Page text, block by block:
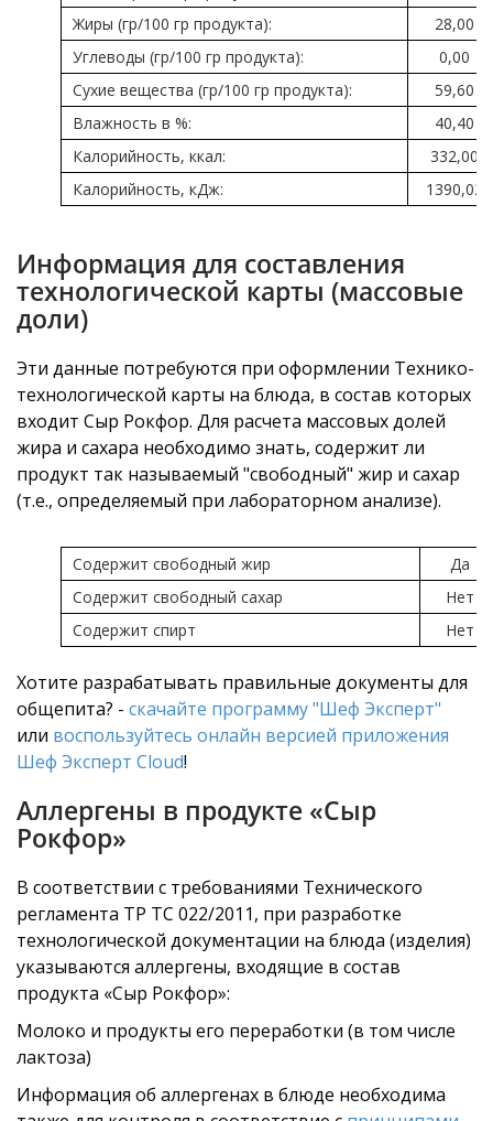
Жиры (гр/100 гр продукта):
28,00
Углеводы (гр/100 гр продукта):
0,00
Сухие вещества (гр/100 гр продукта):
59,60
Влажность в %:
40,40
Калорийность, ккал:
332,00
Калорийность, кДж:
1390,02
Информация для составления
технологической карты (массовые
доли)
Эти данные потребуются при оформлении Технико-
технологической карты на блюда, в состав которых
входит Сыр Рокфор. Для расчета массовых долей
жира и сахара необходимо знать, содержит ли
продукт так называемый "свободный" жир и сахар
(т.е., определяемый при лабораторном анализе).
Содержит свободный жир
Да
Содержит свободный сахар
Нет
Содержит спирт
Нет
Хотите разрабатывать правильные документы для
общепита? - скачайте программу "Шеф Эксперт"
или воспользуйтесь онлайн версией приложения
Шеф Эксперт Cloud!
Аллергены в продукте «Сыр
Рокфор»
В соответствии с требованиями Технического
регламента ТР ТС 022/2011, при разработке
технологической документации на блюда (изделия)
указываются аллергены, входящие в состав
продукта «Сыр Рокфор»:
Молоко и продукты его переработки (в том числе
лактоза)
Информация об аллергенах в блюде необходима